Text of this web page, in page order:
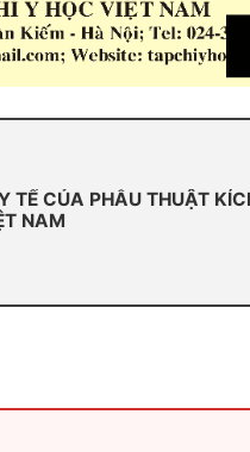
TẾ CỦA PHẪU THUẬT
NAM